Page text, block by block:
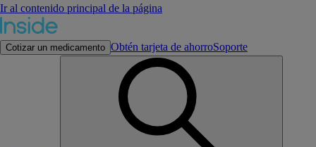
Ir al contenido principal de la página
Cotizar un medicamento Obtén tarjeta de ahorroSoporte